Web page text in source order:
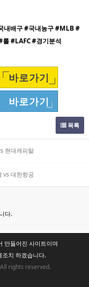
내배구 #국내농구 #MLB #
#LAFC #경기분석
바로가기
바로가기
목록
현대캐피탈
vs 대한항공
다.
만들어진 사이트이며
조치 하겠습니다.
rights reserved.